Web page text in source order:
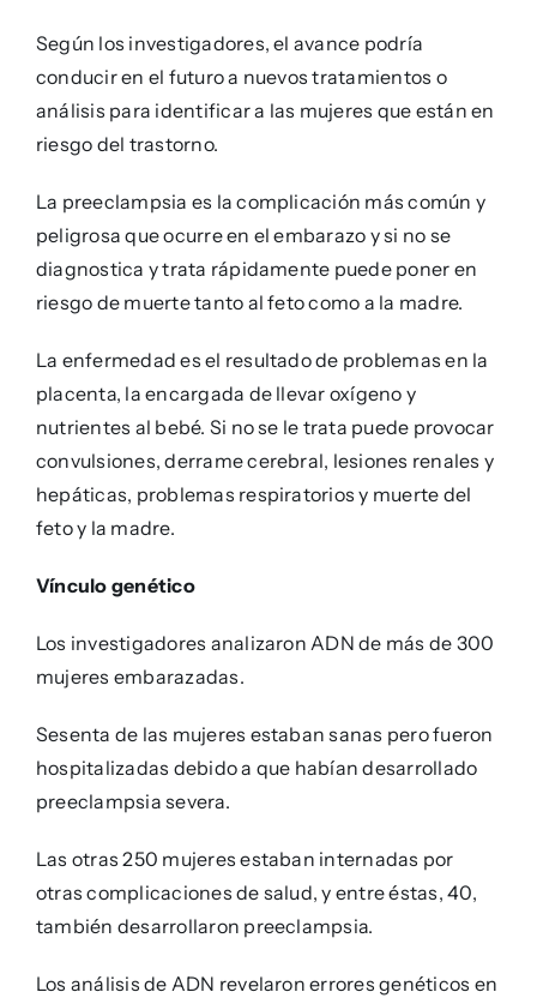
Según los investigadores, el avance podría
conducir en el futuro a nuevos tratamientos o
análisis para identificar a las mujeres que están en
riesgo del trastorno.
La preeclampsia es la complicación más común y
peligrosa que ocurre en el embarazo y si no se
diagnostica y trata rápidamente puede poner en
riesgo de muerte tanto al feto como a la madre.
La enfermedad es el resultado de problemas en la
placenta, la encargada de llevar oxígeno y
nutrientes al bebé. Si no se le trata puede provocar
convulsiones, derrame cerebral, lesiones renales y
hepáticas, problemas respiratorios y muerte del
feto y la madre.
Vínculo genético
Los investigadores analizaron ADN de más de 300
mujeres embarazadas.
Sesenta de las mujeres estaban sanas pero fueron
hospitalizadas debido a que habían desarrollado
preeclampsia severa.
Las otras 250 mujeres estaban internadas por
otras complicaciones de salud, y entre éstas, 40,
también desarrollaron preeclampsia.
Los análisis de ADN revelaron errores genéticos en